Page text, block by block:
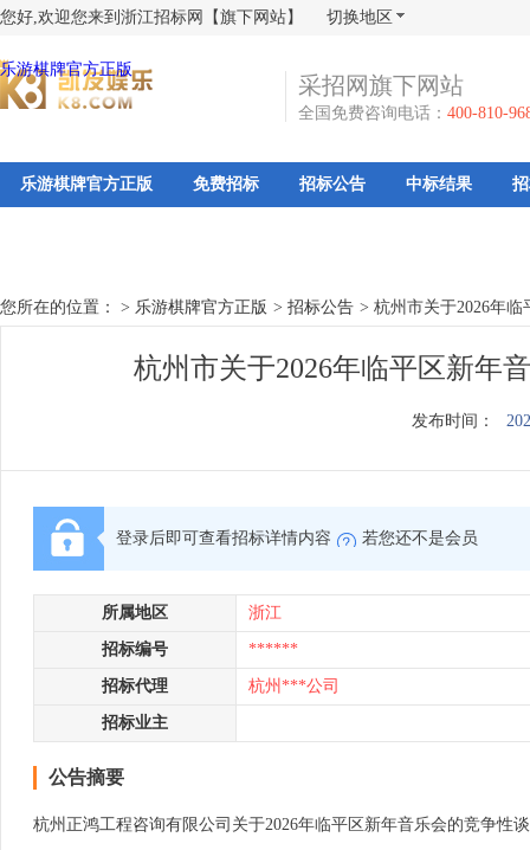
您好,欢迎您来到浙江招标网【旗下网站】 切换地区
乐游棋牌官方正版
采招网旗下网站
全国免费咨询电话： 400-810-
乐游棋牌官方正版 免费招标 招标公告 中标结果
您所在的位置： > 乐游棋牌官方正版 > 招标公告 > 杭州市关于2026年
杭州市关于2026年临平区新年
发布时间：
登录后即可查看招标详情内容 若您还不是会员
所属地区 浙江
招标编号 ******
招标代理 杭州***公司
招标业主
公告摘要
杭州正鸿工程咨询有限公司关于2026年临平区新年音乐会的竞争性